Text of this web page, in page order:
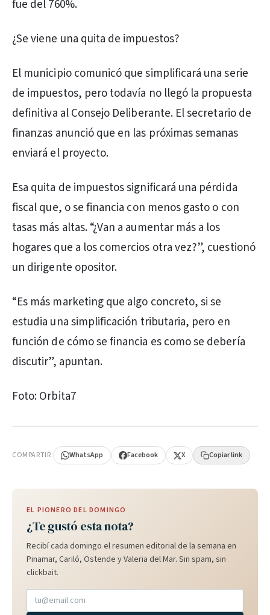
fue del 760%.
¿Se viene una quita de impuestos?
El municipio comunicó que simplificará una serie
de impuestos, pero todavía no llegó la propuesta
definitiva al Consejo Deliberante. El secretario de
finanzas anunció que en las próximas semanas
enviará el proyecto.
Esa quita de impuestos significará una pérdida
fiscal que, o se financia con menos gasto o con
tasas más altas. “¿Van a aumentar más a los
hogares que a los comercios otra vez?”, cuestionó
un dirigente opositor.
“Es más marketing que algo concreto, si se
estudia una simplificación tributaria, pero en
función de cómo se financia es como se debería
discutir”, apuntan.
Foto: Orbita7
COMPARTIR WhatsApp Facebook X Copiar link
EL PIONERO DEL DOMINGO
¿Te gustó esta nota?
Recibí cada domingo el resumen editorial de la semana en
Pinamar, Cariló, Ostende y Valeria del Mar. Sin spam, sin
clickbait.